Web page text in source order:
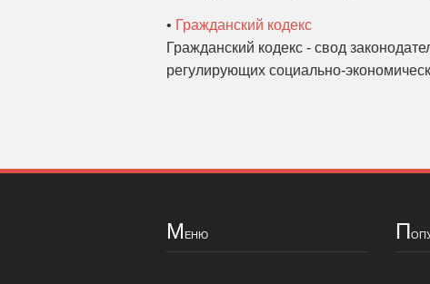
• Гражданский кодекс
Гражданский кодекс - свод
регулирующих социально-
Меню П